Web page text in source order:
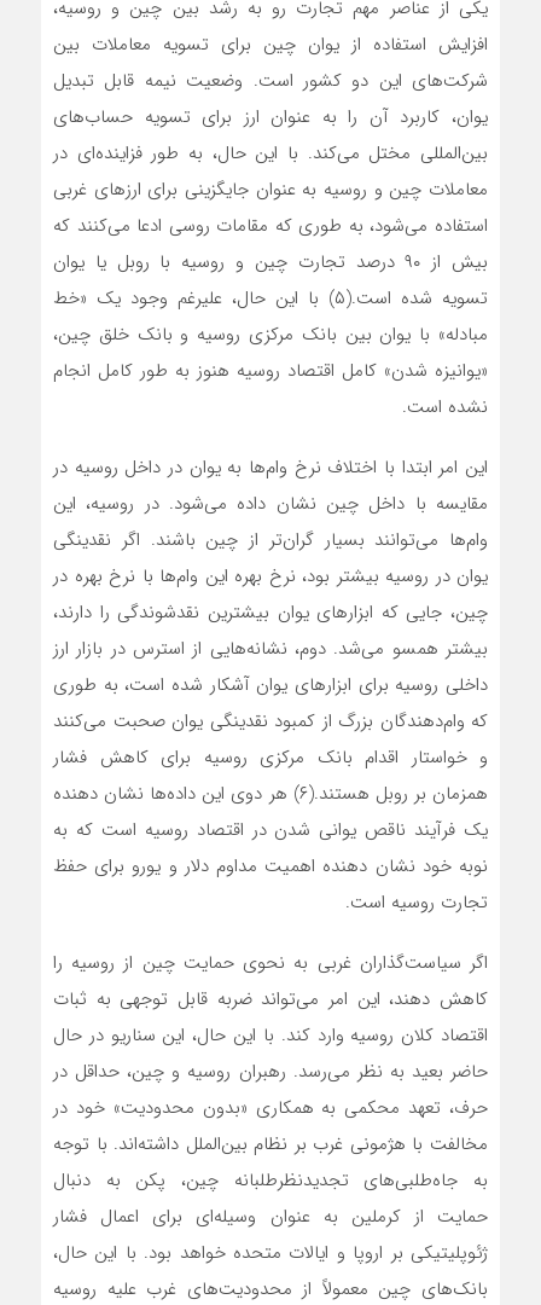
یکی از عناصر مهم تجارت رو به رشد بین چین و روسیه،
افزایش استفاده از یوان چین برای تسویه معاملات بین
شرکت‌های این دو کشور است. وضعیت نیمه قابل تبدیل
یوان، کاربرد آن را به عنوان ارز برای تسویه حساب‌های
بین‌المللی مختل می‌کند. با این حال، به طور فزاینده‌ای در
معاملات چین و روسیه به عنوان جایگزینی برای ارزهای غربی
استفاده می‌شود، به طوری که مقامات روسی ادعا می‌کنند که
بیش از ۹۰ درصد تجارت چین و روسیه با روبل یا یوان
تسویه شده است.(۵) با این حال، علیرغم وجود یک «خط
مبادله» با یوان بین بانک مرکزی روسیه و بانک خلق چین،
«یوانیزه شدن» کامل اقتصاد روسیه هنوز به طور کامل انجام
نشده است.
این امر ابتدا با اختلاف نرخ وام‌ها به یوان در داخل روسیه در
مقایسه با داخل چین نشان داده می‌شود. در روسیه، این
وام‌ها می‌توانند بسیار گران‌تر از چین باشند. اگر نقدینگی
یوان در روسیه بیشتر بود، نرخ بهره این وام‌ها با نرخ بهره در
چین، جایی که ابزارهای یوان بیشترین نقدشوندگی را دارند،
بیشتر همسو می‌شد. دوم، نشانه‌هایی از استرس در بازار ارز
داخلی روسیه برای ابزارهای یوان آشکار شده است، به طوری
که وام‌دهندگان بزرگ از کمبود نقدینگی یوان صحبت می‌کنند
و خواستار اقدام بانک مرکزی روسیه برای کاهش فشار
همزمان بر روبل هستند.(۶) هر دوی این داده‌ها نشان دهنده
یک فرآیند ناقص یوانی شدن در اقتصاد روسیه است که به
نوبه خود نشان دهنده اهمیت مداوم دلار و یورو برای حفظ
تجارت روسیه است.
اگر سیاست‌گذاران غربی به نحوی حمایت چین از روسیه را
کاهش دهند، این امر می‌تواند ضربه قابل توجهی به ثبات
اقتصاد کلان روسیه وارد کند. با این حال، این سناریو در حال
حاضر بعید به نظر می‌رسد. رهبران روسیه و چین، حداقل در
حرف، تعهد محکمی به همکاری «بدون محدودیت» خود در
مخالفت با هژمونی غرب بر نظام بین‌الملل داشته‌اند. با توجه
به جاه‌طلبی‌های تجدیدنظرطلبانه چین، پکن به دنبال
حمایت از کرملین به عنوان وسیله‌ای برای اعمال فشار
ژئوپلیتیکی بر اروپا و ایالات متحده خواهد بود. با این حال،
بانک‌های چین معمولاً از محدودیت‌های غرب علیه روسیه